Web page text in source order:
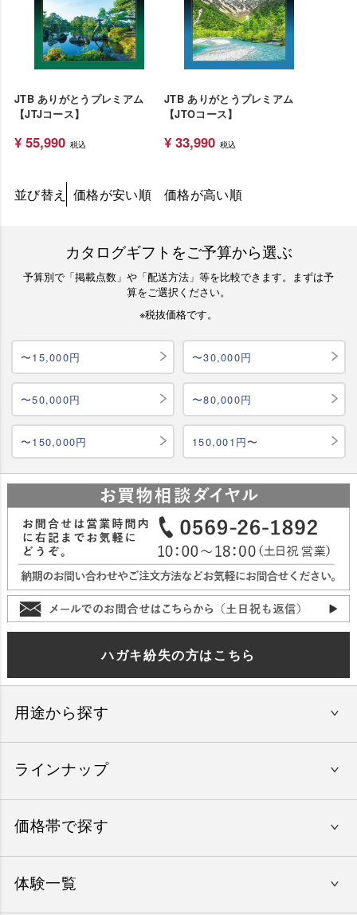
JTB ありがとうプレミアム
【JTJコース】
¥ 55,990 税込
JTB ありがとうプレミアム
【JTOコース】
¥ 33,990 税込
並び替え 価格が安い順 価格が高い順
カタログギフトをご予算から選ぶ
予算別で「掲載点数」や「配送方法」等を比較できます。まずは予
算をご選択ください。
※税抜価格です。
〜15,000円 〜30,000円
〜50,000円 〜80,000円
〜150,000円 150,001円〜
ハガキ紛失の方はこちら
用途から探す
還暦祝い
入学祝い
就職祝い
ラインナップ
やすらぎの旅
価格帯で探す
〜15,000円
体験一覧